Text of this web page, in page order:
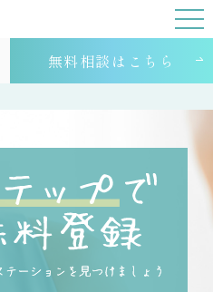
無料相談はこちら